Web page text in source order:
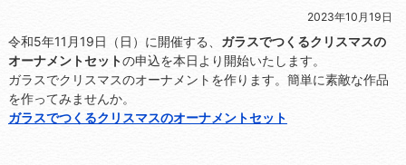
2023年10月19日
令和5年11月19日（日）に開催する、 ガラスでつくるクリスマスの
オーナメントセットの申込を本日より開始いたします。
ガラスでクリスマスのオーナメントを作ります。簡単に素敵な作品
を作ってみませんか。
ガラスでつくるクリスマスのオーナメントセット